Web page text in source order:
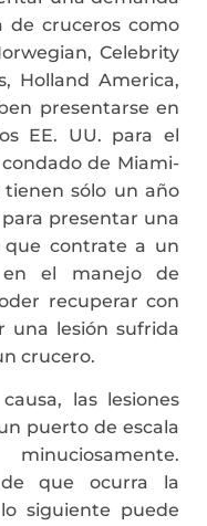
cruceros como
Celebrity
Holland America,
presentarse en
EE. UU. para el
de Miami-
tienen sólo un año
presentar una
que contrate a un
en el manejo de
recuperar con
una lesión sufrida
crucero.
las lesiones
puerto de escala
de que ocurra la
siguiente puede